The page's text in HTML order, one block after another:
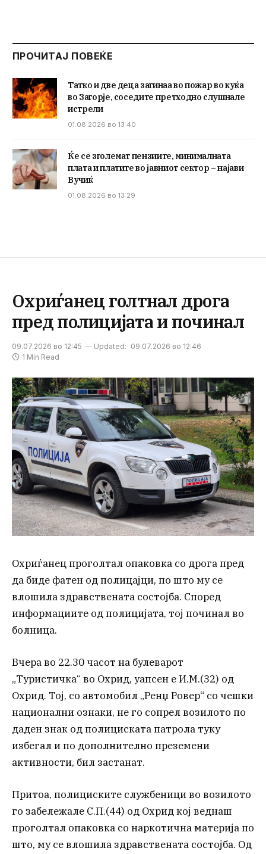
ПРОЧИТАЈ ПОВЕЌЕ
Татко и две деца загинаа во пожар во куќа
во Загорје, соседите претходно слушнале
истрели
01.08.2026 во 13:40
Ќе се зголемат пензиите, минималната
плата и платите во јавниот сектор – најави
Вучиќ
01.08.2026 во 13:29
Охриѓанец голтнал дрога
пред полицијата и починал
09.07.2026 во 12:45 Updated: 09.07.2026 во 12:46
1 Min Read
Охриѓанец проголтал опаковка со дрога пред
да биде фатен од полицајци, по што му се
влошила здравствената состојба. Според
информациите од полицијата, тој починал во
болница.
Вчера во 22.30 часот на булеварот
„Туристичка“ во Охрид, уапсен е И.М.(32) од
Охрид. Тој, со автомобил „Ренџ Ровер“ со чешки
национални ознаки, не го сопрел возилото по
даден знак од полициската патрола туку
избегал и по дополнително преземени
активности, бил застанат.
Притоа, полициските службеници во возилото
го забележале С.П.(44) од Охрид кој веднаш
проголтал опаковка со наркотична материја по
што, му се влошила здравствената состојба. Од